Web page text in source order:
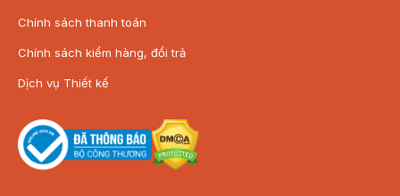
Chính sách thanh toán
Chính sách kiểm hàng, đổi trả
Dịch vụ Thiết kế